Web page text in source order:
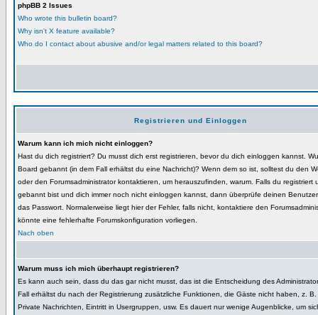
phpBB 2 Issues
Who wrote this bulletin board?
Why isn't X feature available?
Who do I contact about abusive and/or legal matters related to this board?
Registrieren und Einloggen
Warum kann ich mich nicht einloggen?
Hast du dich registriert? Du musst dich erst registrieren, bevor du dich einloggen kannst.
Board gebannt (in dem Fall erhältst du eine Nachricht)? Wenn dem so ist, solltest du den
oder den Forumsadministrator kontaktieren, um herauszufinden, warum. Falls du registriert
gebannt bist und dich immer noch nicht einloggen kannst, dann überprüfe deinen
das Passwort. Normalerweise liegt hier der Fehler, falls nicht, kontaktiere den
könnte eine fehlerhafte Forumskonfiguration vorliegen.
Nach oben
Warum muss ich mich überhaupt registrieren?
Es kann auch sein, dass du das gar nicht musst, das ist die Entscheidung des
Fall erhältst du nach der Registrierung zusätzliche Funktionen, die Gäste nicht haben, z. B.
Private Nachrichten, Eintritt in Usergruppen, usw. Es dauert nur wenige Augenblicke, um